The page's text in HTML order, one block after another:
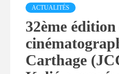
ACTUALITÉS
32ème
Carthage